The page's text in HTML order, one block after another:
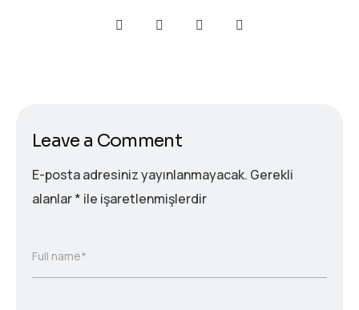
Leave a Comment
E-posta adresiniz yayınlanmayacak. Gerekli
alanlar* ile işaretlenmişlerdir
Full name*